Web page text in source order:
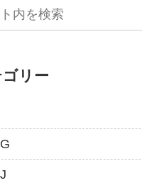
リー